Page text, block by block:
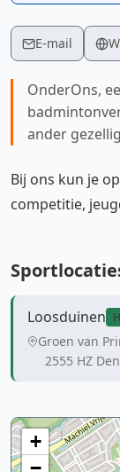
E-mail
OnderOns,
ander
Bij ons kun je
competitie,
Loosduinen
Groen van
2555 HZ
+